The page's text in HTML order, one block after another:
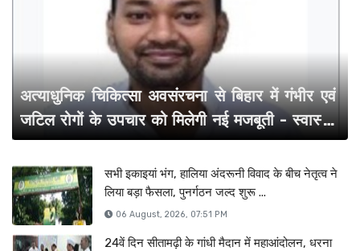
06 Aug, 2026, 05:27 PM
बिहार में बालू-पत्थर वाहनों पर सरकार की सख्ती : दूसरे राज्यों से आने
वाले सभी वाहनों में अब जीपीएस होगा अनिवार्य,बढ़ेगी निगरानी
अत्याधुनिक चिकित्सा अवसंरचना से बिहार में गंभीर एवं
जटिल रोगों के उपचार को मिलेगी नई मजबूती - स्वास्थ्य
मंत्री निशांत ...
सभी इकाइयां भंग, हालिया अंदरूनी विवाद के बीच नेतृत्व ने
लिया बड़ा फैसला, पुनर्गठन जल्द शुरू ...
06 August, 2026, 07:51 PM
24वें दिन सीतामढ़ी के गांधी मैदान में महाआंदोलन, धरना